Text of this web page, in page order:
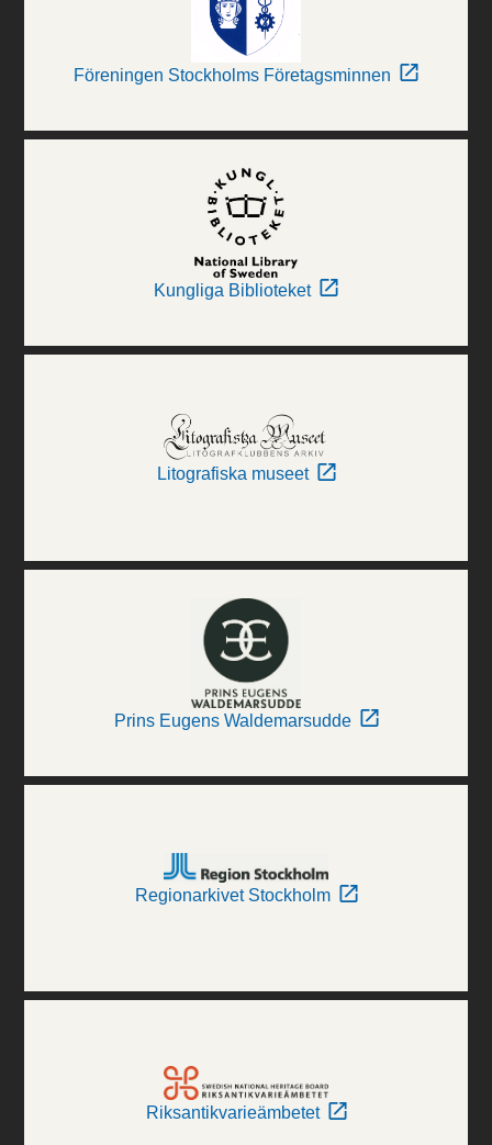
Föreningen Stockholms Företagsminnen
Kungliga Biblioteket
Litografiska museet
Prins Eugens Waldemarsudde
Regionarkivet Stockholm
Riksantikvarieämbetet